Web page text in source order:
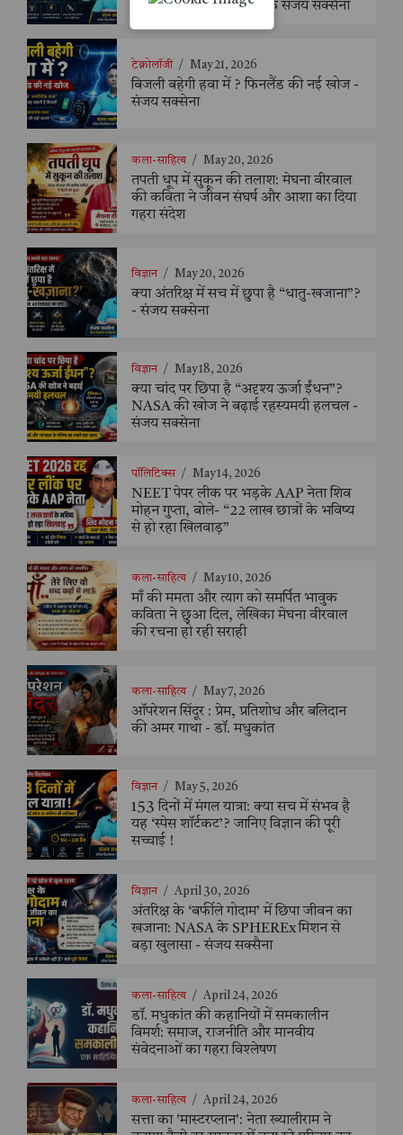
ऊर्जा का भविष्य ! - विश्लेषक संजय सक्सेना
टेक्नोलॉजी / May 21, 2026
बिजली बहेगी हवा में ? फिनलैंड की नई खोज -
संजय सक्सेना
कला-साहित्य / May 20, 2026
तपती धूप में सुकून की तलाश: मेघना वीरवाल
की कविता ने जीवन संघर्ष और आशा का दिया
गहरा संदेश
विज्ञान / May 20, 2026
क्या अंतरिक्ष में सच में छुपा है “धातु-खजाना”?
- संजय सक्सेना
विज्ञान / May 18, 2026
क्या चांद पर छिपा है “अदृश्य ऊर्जा ईंधन”?
NASA की खोज ने बढ़ाई रहस्यमयी हलचल -
संजय सक्सेना
पॉलिटिक्स / May 14, 2026
NEET पेपर लीक पर भड़के AAP नेता शिव
मोहन गुप्ता, बोले- “22 लाख छात्रों के भविष्य
से हो रहा खिलवाड़”
कला-साहित्य / May 10, 2026
माँ की ममता और त्याग को समर्पित भावुक
कविता ने छुआ दिल, लेखिका मेघना वीरवाल
की रचना हो रही सराही
कला-साहित्य / May 7, 2026
ऑपरेशन सिंदूर : प्रेम, प्रतिशोध और बलिदान
की अमर गाथा - डॉ. मधुकांत
विज्ञान / May 5, 2026
153 दिनों में मंगल यात्रा: क्या सच में संभव है
यह ‘स्पेस शॉर्टकट’? जानिए विज्ञान की पूरी
सच्चाई !
विज्ञान / April 30, 2026
अंतरिक्ष के ‘बर्फीले गोदाम’ में छिपा जीवन का
खजाना: NASA के SPHEREx मिशन से
बड़ा खुलासा - संजय सक्सैना
कला-साहित्य / April 24, 2026
डॉ. मधुकांत की कहानियों में समकालीन
विमर्श: समाज, राजनीति और मानवीय
संवेदनाओं का गहरा विश्लेषण
कला-साहित्य / April 24, 2026
सत्ता का 'मास्टरप्लान': नेता ख्यालीराम ने